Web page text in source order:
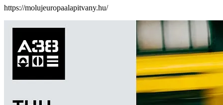
https://molujeuropaalapitvany.hu/